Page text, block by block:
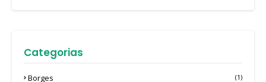
Categorias
Borges (1)